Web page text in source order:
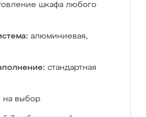
шкафа любого
алюминиевая,
стандартная
на выбор